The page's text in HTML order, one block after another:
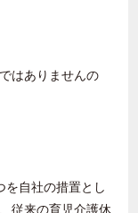
はありませんの
自社の措置とし
従来の育児介護休